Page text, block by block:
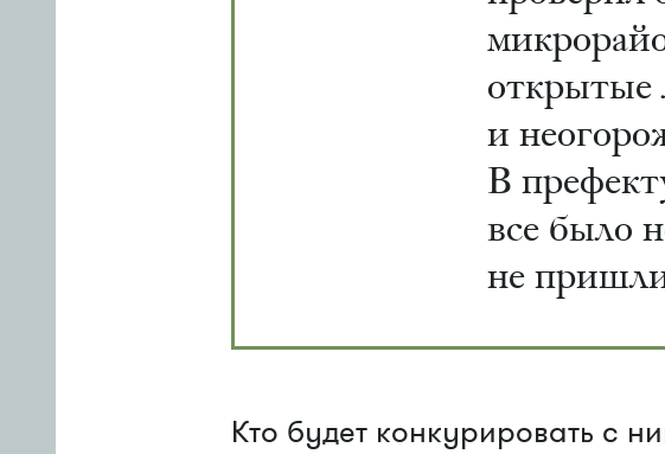
и
В
все было
не
Кто будет конкурировать с